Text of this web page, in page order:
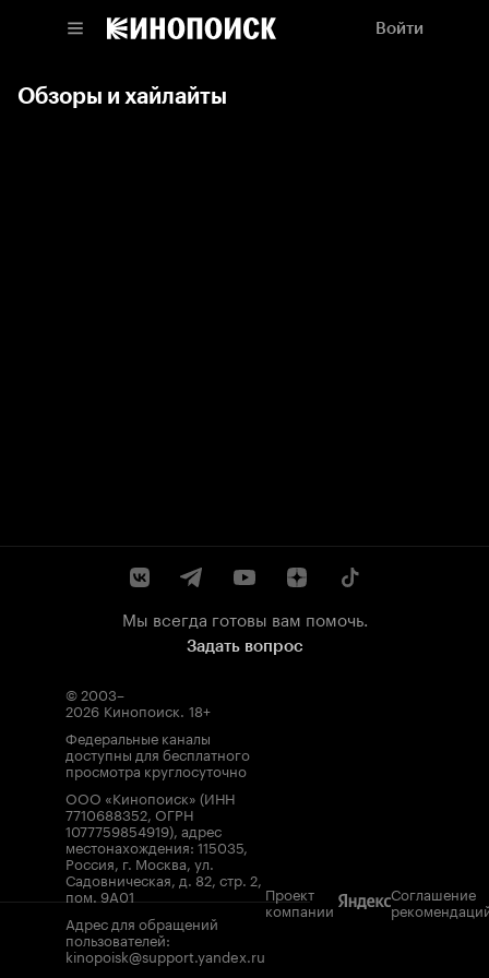
Войти
Обзоры и хайлайты
Мы всегда готовы вам помочь.
Задать вопрос
© 2003–
2026 Кинопоиск. 18+
Федеральные каналы
доступны для бесплатного
просмотра круглосуточно
ООО «Кинопоиск» (ИНН
7710688352, ОГРН
1077759854919), адрес
местонахождения: 115035,
Россия, г. Москва, ул.
Садовническая, д. 82, стр. 2,
пом. 9А01
Адрес для обращений
пользователей:
kinopoisk@support.yandex.ru
Проект
компании
Соглашение